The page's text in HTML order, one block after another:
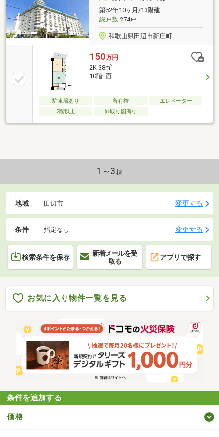
築52年10ヶ月/13階建
総戸数274戸
和歌山県田辺市新庄町
150万円
2K 38m2
10階 西
駐車場あり 所有権
エレベーター
2階以上
間取り図有り
1～3 棟
地域 田辺市 変更する
条件 指定なし 変更する
検索条件を保存
新着メールを受
取る
アプリで探す
お気に入り物件一覧を見る
条件を追加する
価格